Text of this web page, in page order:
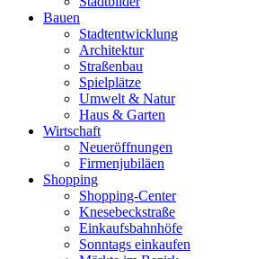
Bauen
Stadtentwicklung
Architektur
Straßenbau
Spielplätze
Umwelt & Natur
Haus & Garten
Wirtschaft
Neueröffnungen
Firmenjubiläen
Shopping
Shopping-Center
Knesebeckstraße
Einkaufsbahnhöfe
Sonntags einkaufen